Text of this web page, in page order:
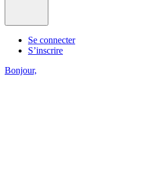
Se connecter
S’inscrire
Bonjour,